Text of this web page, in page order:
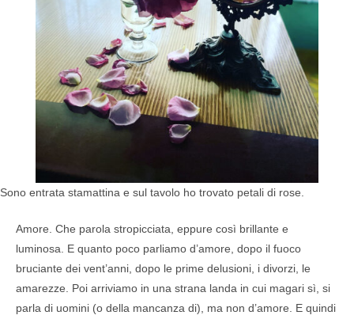
Sono entrata stamattina e sul tavolo ho trovato petali di rose.
Amore. Che parola stropicciata, eppure così brillante e
luminosa. E quanto poco parliamo d’amore, dopo il fuoco
bruciante dei vent’anni, dopo le prime delusioni, i divorzi, le
amarezze. Poi arriviamo in una strana landa in cui magari sì, si
parla di uomini (o della mancanza di), ma non d’amore. E quindi